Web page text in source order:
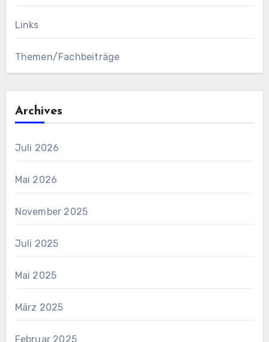
Links
Themen/Fachbeiträge
Archives
Juli 2026
Mai 2026
November 2025
Juli 2025
Mai 2025
März 2025
Februar 2025